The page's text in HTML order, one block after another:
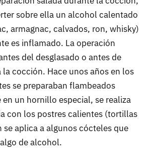
sobre ella un alcohol calentado
armagnac, calvados, ron, whisky)
es inflamado. La operación
del desglasado o antes de
cocción. Hace unos años en los
se preparaban flambeados
un hornillo especial, se realiza
con los postres calientes (tortillas
se aplica a algunos cócteles que
de alcohol.